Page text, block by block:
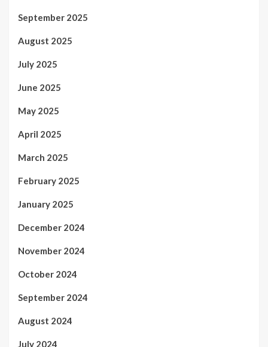
September 2025
August 2025
July 2025
June 2025
May 2025
April 2025
March 2025
February 2025
January 2025
December 2024
November 2024
October 2024
September 2024
August 2024
July 2024